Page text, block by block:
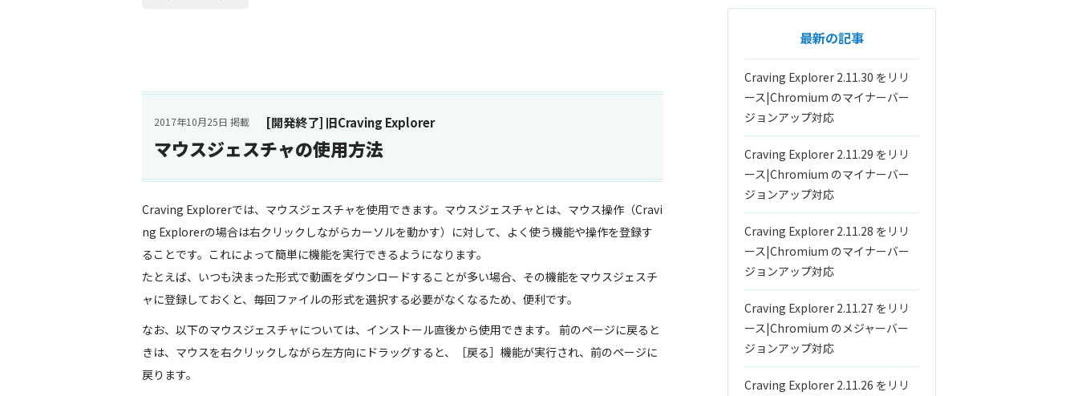
[開発終了] 旧Craving Explorer
2017年10月25日 掲載
マウスジェスチャの使用方法
Craving Explorerでは、マウスジェスチャを使用できます。マウスジェスチャとは、マウス操作（Cravi
ng Explorerの場合は右クリックしながらカーソルを動かす）に対して、よく使う機能や操作を登録す
ることです。これによって簡単に機能を実行できるようになります。
たとえば、いつも決まった形式で動画をダウンロードすることが多い場合、その機能をマウスジェスチ
ャに登録しておくと、毎回ファイルの形式を選択する必要がなくなるため、便利です。
なお、以下のマウスジェスチャについては、インストール直後から使用できます。 前のページに戻ると
きは、マウスを右クリックしながら左方向にドラッグすると、［戻る］機能が実行され、前のページに
戻ります。
最新の記事
Craving Explorer 2.11.30 をリリ
ース|Chromium のマイナーバー
ジョンアップ対応
Craving Explorer 2.11.29 をリリ
ース|Chromium のマイナーバー
ジョンアップ対応
Craving Explorer 2.11.28 をリリ
ース|Chromium のマイナーバー
ジョンアップ対応
Craving Explorer 2.11.27 をリリ
ース|Chromium のメジャーバー
ジョンアップ対応
Craving Explorer 2.11.26 をリリ